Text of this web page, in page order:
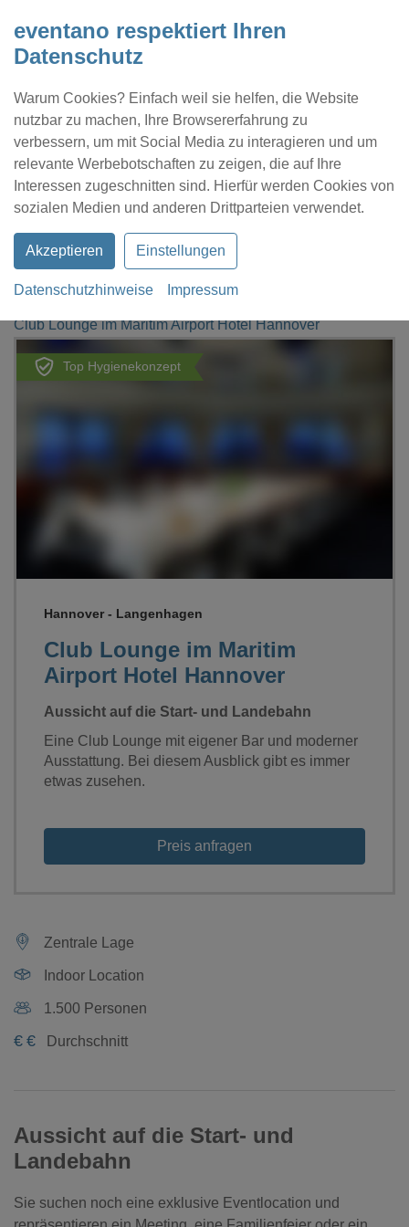
eventano respektiert Ihren
Datenschutz
Warum Cookies? Einfach weil sie helfen, die Website
nutzbar zu machen, Ihre Browsererfahrung zu
verbessern, um mit Social Media zu interagieren und um
relevante Werbebotschaften zu zeigen, die auf Ihre
Interessen zugeschnitten sind. Hierfür werden Cookies von
sozialen Medien und anderen Drittparteien verwendet.
Akzeptieren Einstellungen
Datenschutzhinweise Impressum
Kontakt Location eintragen Profil
Club Lounge im Maritim Airport Hotel Hannover
Top Hygienekonzept
Club Lounge im Maritim
Airport Hotel Hannover
Hannover - Langenhagen
Aussicht auf die Start- und Landebahn
Eine Club Lounge mit eigener Bar und moderner
Ausstattung. Bei diesem Ausblick gibt es immer
etwas zusehen.
Preis anfragen
Zentrale Lage
Indoor Location
1.500 Personen
€ € Durchschnitt
Aussicht auf die Start- und
Landebahn
Sie suchen noch eine exklusive Eventlocation und